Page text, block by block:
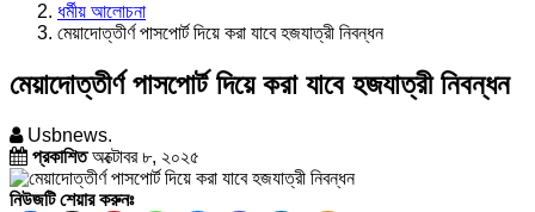
ধর্মীয় আলোচনা
মেয়াদোত্তীর্ণ পাসপোর্ট দিয়ে করা যাবে হজযাত্রী নিবন্ধন
মেয়াদোত্তীর্ণ পাসপোর্ট দিয়ে করা যাবে হজযাত্রী নিবন্ধন
Usbnews.
প্রকাশিতঅক্টোবর ৮, ২০২৫
নিউজটি শেয়ার করুনঃ